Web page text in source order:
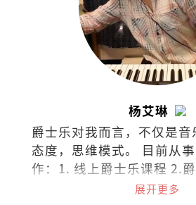
杨艾琳
爵士乐对我而言，不仅是音
态度，思维模式。 目前从
作：1. 线上爵士乐课程 2.
程。 欢迎询问和交流：
展开更多